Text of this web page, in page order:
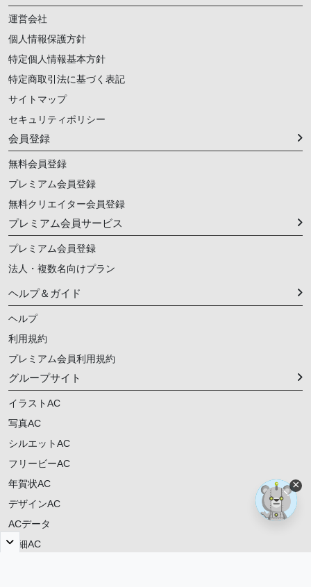
運営会社
個人情報保護方針
特定個人情報基本方針
特定商取引法に基づく表記
サイトマップ
セキュリティポリシー
会員登録
無料会員登録
プレミアム会員登録
無料クリエイター会員登録
プレミアム会員サービス
プレミアム会員登録
法人・複数名向けプラン
ヘルプ＆ガイド
ヘルプ
利用規約
プレミアム会員利用規約
グループサイト
イラストAC
写真AC
シルエットAC
フリービーAC
年賀状AC
デザインAC
ACデータ
明細AC
×